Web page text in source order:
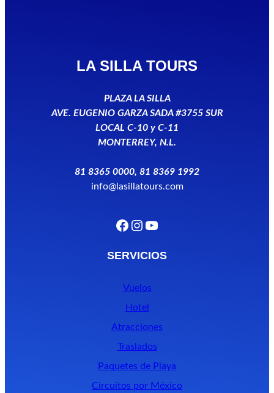
LA SILLA TOURS
PLAZA LA SILLA
AVE. EUGENIO GARZA SADA #3755 SUR
LOCAL C-10 y C-11
MONTERREY, N.L.
81 8365 0000, 81 8369 1992
info@lasillatours.com
Facebook Instagram YouTube
SERVICIOS
Vuelos
Hotel
Atracciones
Traslados
Paquetes de Playa
Circuitos por México